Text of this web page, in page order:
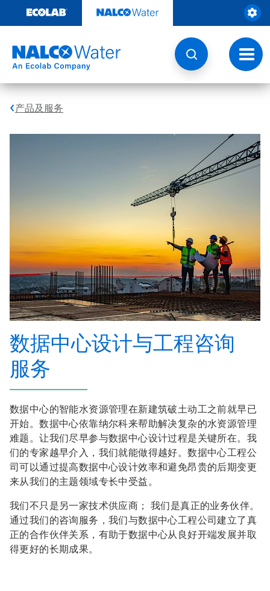
至
切
换
导
航
产品及服务
数据中心设计与工程咨询
服务
数据中心的智能水资源管理在新建筑破土动工之前就早已
开始。数据中心依靠纳尔科来帮助解决复杂的水资源管理
难题。让我们尽早参与数据中心设计过程是关键所在。我
们的专家越早介入，我们就能做得越好。数据中心工程公
司可以通过提高数据中心设计效率和避免昂贵的后期变更
来从我们的主题领域专长中受益。
我们不只是另一家技术供应商； 我们是真正的业务伙伴。
通过我们的咨询服务，我们与数据中心工程公司建立了真
正的合作伙伴关系，有助于数据中心从良好开端发展并取
得更好的长期成果。